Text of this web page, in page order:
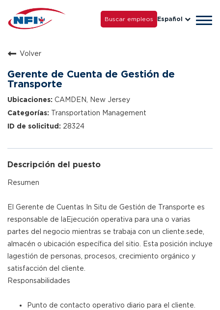
Carreras
Crezca con nosotros
Buscar empleos Español
Volver
Gerente de Cuenta de Gestión de
Transporte
CAMDEN, New Jersey
Transportation Management
28324
Descripción del puesto
Resumen
El Gerente de Cuentas In Situ de Gestión de Transporte es
responsable de laEjecución operativa para una o varias
partes del negocio mientras se trabaja con un cliente.sede,
almacén o ubicación específica del sitio. Esta posición incluye
lagestión de personas, procesos, crecimiento orgánico y
satisfacción del cliente.
Responsabilidades
Punto de contacto operativo diario para el cliente.